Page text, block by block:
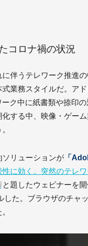
コロナ禍の状況
伴うテレワーク推進
業務スタイルだ。ア
ク中に紙書類や捺印
する中、映像・ゲー
ソリューションが 「
性に効く。突然のテレ
と題したウェビナーを
た。ブラウザのチャ